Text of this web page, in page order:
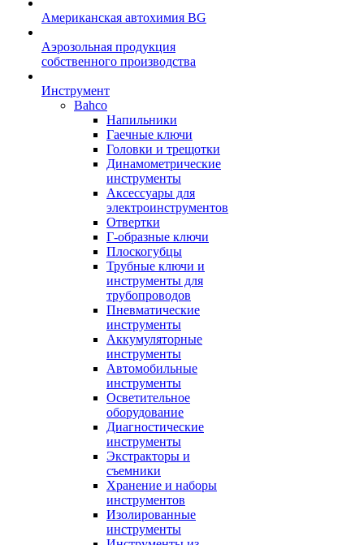
Американская автохимия BG
Аэрозольная продукция
собственного производства
Инструмент
Bahco
Напильники
Гаечные ключи
Головки и трещотки
Динамометрические
инструменты
Аксессуары для
электроинструментов
Отвертки
Г-образные ключи
Плоскогубцы
Трубные ключи и
инструменты для
трубопроводов
Пневматические
инструменты
Аккумуляторные
инструменты
Автомобильные
инструменты
Осветительное
оборудование
Диагностические
инструменты
Экстракторы и
съемники
Хранение и наборы
инструментов
Изолированные
инструменты